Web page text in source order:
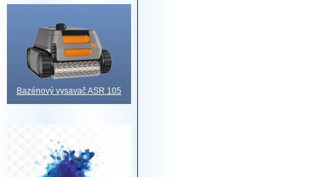
Bazénový vysavač ASR 105